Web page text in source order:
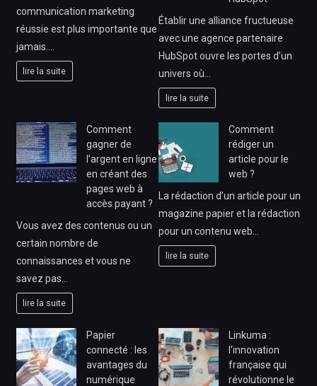
communication marketing
réussie est plus importante que
jamais.…
lire la suite
Établir une alliance fructueuse
avec une agence partenaire
HubSpot ouvre les portes d’un
univers où…
lire la suite
Comment
gagner de
l’argent en ligne
en créant des
pages web à
accès payant ?
Vous avez des contenus ou un
certain nombre de
connaissances et vous ne
savez pas…
lire la suite
Comment
rédiger un
article pour le
web ?
La rédaction d’un article pour un
magazine papier et la rédaction
pour un contenu web…
lire la suite
Papier
connecté : les
avantages du
numérique
Linkuma :
l’innovation
française qui
révolutionne le